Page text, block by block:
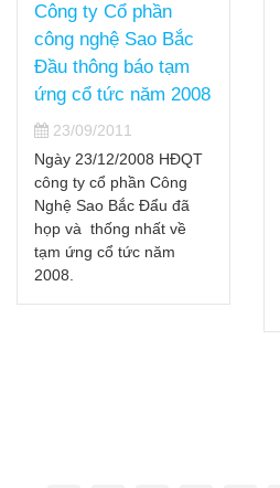
Công ty Cổ phần
công nghệ Sao Bắc
Đầu thông báo tạm
ứng cổ tức năm 2008
23/09/2011
Ngày 23/12/2008 HĐQT
công ty cổ phần Công
Nghệ Sao Bắc Đẩu đã
họp và thống nhất về
tạm ứng cổ tức năm
2008.